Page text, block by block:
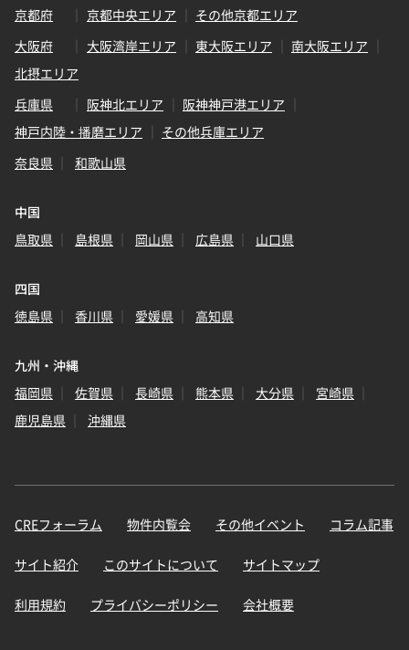
京都府
京都中央エリア
その他京都エリア
大阪府
大阪湾岸エリア 東大阪エリア
南大阪エリア
北摂エリア
兵庫県
阪神北エリア
阪神神戸港エリア
神戸内陸・播磨エリア
その他兵庫エリア
奈良県
和歌山県
中国
鳥取県
島根県 岡山県 広島県 山口県
四国
徳島県
香川県 愛媛県 高知県
九州・沖縄
福岡県
佐賀県 長崎県 熊本県 大分県
宮崎県
鹿児島県
沖縄県
CREフォーラム 物件内覧会 その他イベント コラム記事
サイト紹介 このサイトについて サイトマップ
利用規約 プライバシーポリシー 会社概要